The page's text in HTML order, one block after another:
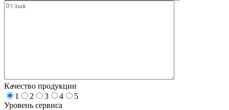
Качество продукции
1
2 3 4
5
Уровень сервиса